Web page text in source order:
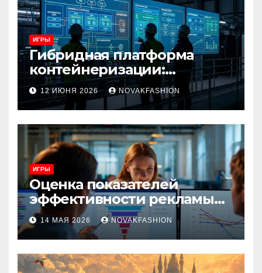
ИГРЫ
Гибридная платформа
контейнеризации:
архитектура, особенности
и сценарии использования
12 ИЮНЯ 2026 NOVAKFASHION
ИГРЫ
Оценка показателей
эффективности рекламы
при атрибуции
множественных точек
касания
14 МАЯ 2026 NOVAKFASHION